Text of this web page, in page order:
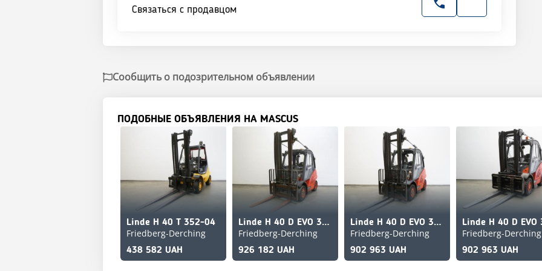
Связаться с продавцом
Сообщить о подозрительном объявлении
ПОДОБНЫЕ ОБЪЯВЛЕНИЯ НА MASCUS
Linde H 40 T 352-04
Friedberg-Derching
438 582 UAH
Linde H 40 D EVO 394-02
Friedberg-Derching
926 182 UAH
Linde H 40 D EVO 394-02
Friedberg-Derching
902 963 UAH
Friedberg-Derching
902 963 UAH